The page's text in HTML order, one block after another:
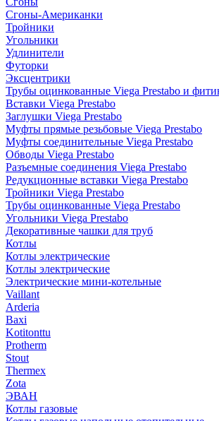
Сгоны-Американки
Тройники
Угольники
Удлинители
Футорки
Эксцентрики
Трубы оцинкованные Viega Prestabo и
Вставки Viega Prestabo
Заглушки Viega Prestabo
Муфты прямые резьбовые Viega Prestabo
Муфты соединительные Viega Prestabo
Обводы Viega Prestabo
Разъемные соединения Viega Prestabo
Редукционные вставки Viega Prestabo
Тройники Viega Prestabo
Трубы оцинкованные Viega Prestabo
Угольники Viega Prestabo
Декоративные чашки для труб
Котлы
Котлы электрические
Котлы электрические
Электрические мини-котельные
Vaillant
Arderia
Baxi
Kotitonttu
Protherm
Stout
Thermex
Zota
ЭВАН
Котлы газовые